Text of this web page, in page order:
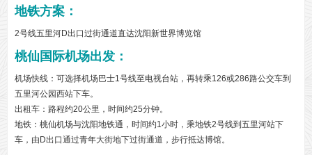
地铁方案：
2号线五里河D出口过街通道直达沈阳新世界博览馆
桃仙国际机场出发 ：
机场快线：可选择机场巴士1号线至电视台站，再转乘126或286路公交车到
五里河公园西站下车。
出租车：路程约20公里，时间约25分钟。
地铁：桃仙机场与沈阳地铁通，时间约1小时，乘地铁2号线到五里河站下
车，由D出口通过青年大街地下过街通道，步行抵达博馆。